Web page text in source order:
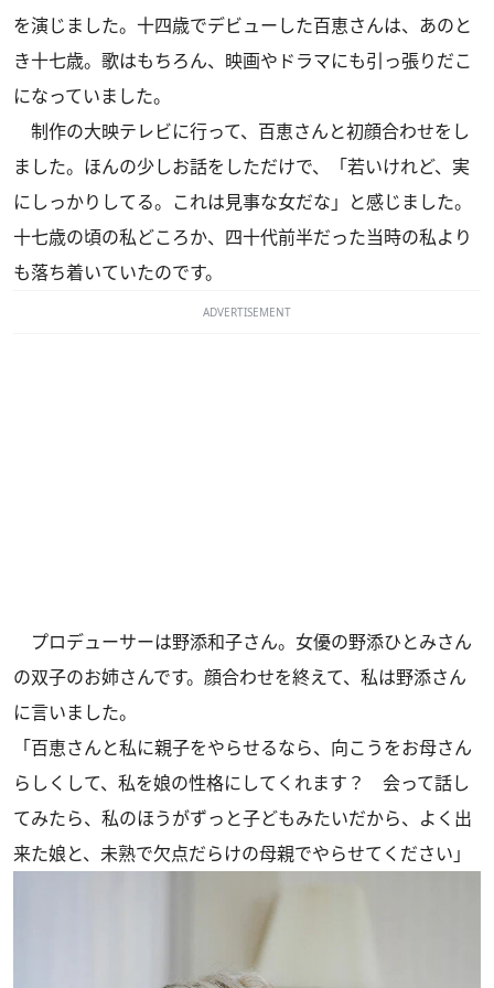
を演じました。十四歳でデビューした百恵さんは、あのと
き十七歳。歌はもちろん、映画やドラマにも引っ張りだこ
になっていました。
制作の大映テレビに行って、百恵さんと初顔合わせをし
ました。ほんの少しお話をしただけで、「若いけれど、実
にしっかりしてる。これは見事な女だな」と感じました。
十七歳の頃の私どころか、四十代前半だった当時の私より
も落ち着いていたのです。
ADVERTISEMENT
プロデューサーは野添和子さん。女優の野添ひとみさん
の双子のお姉さんです。顔合わせを終えて、私は野添さん
に言いました。
「百恵さんと私に親子をやらせるなら、向こうをお母さん
らしくして、私を娘の性格にしてくれます？ 会って話し
てみたら、私のほうがずっと子どもみたいだから、よく出
来た娘と、未熟で欠点だらけの母親でやらせてください」